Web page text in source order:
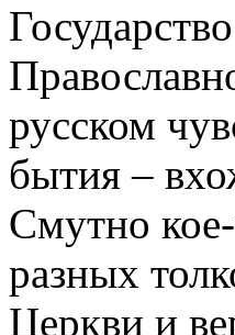
русском
бытия –
Смутно
разных
Церкви и